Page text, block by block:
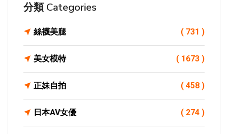
分類 Categories
絲襪美腿 ( 731 )
美女模特 ( 1673 )
正妹自拍 ( 458 )
日本AV女優 ( 274 )